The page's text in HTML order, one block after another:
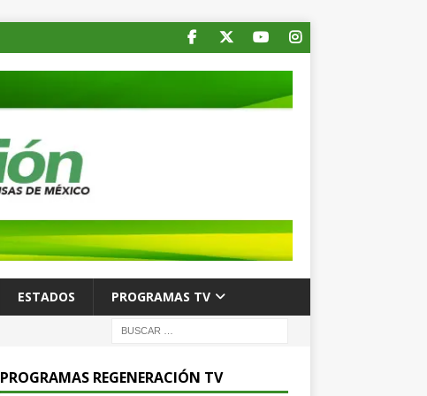
ESTADOS PROGRAMAS TV
PROGRAMAS REGENERACIÓN TV